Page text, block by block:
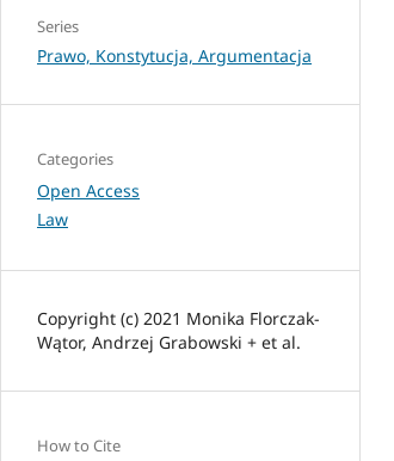
Series
Prawo, Konstytucja, Argumentacja
Categories
Open Access
Law
Copyright (c) 2021 Monika Florczak-
Wątor, Andrzej Grabowski + et al.
How to Cite